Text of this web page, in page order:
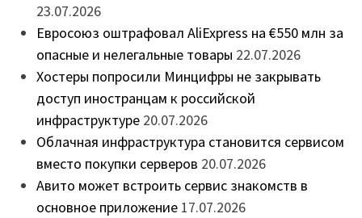
23.07.2026
Евросоюз оштрафовал AliExpress на €550 млн за
опасные и нелегальные товары 22.07.2026
Хостеры попросили Минцифры не закрывать
доступ иностранцам к российской
инфраструктуре 20.07.2026
Облачная инфраструктура становится сервисом
вместо покупки серверов 20.07.2026
Авито может встроить сервис знакомств в
основное приложение 17.07.2026